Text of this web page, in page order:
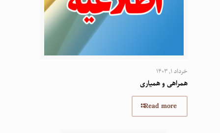
خرداد 1, 1403
همراهی و همیاری
Read more